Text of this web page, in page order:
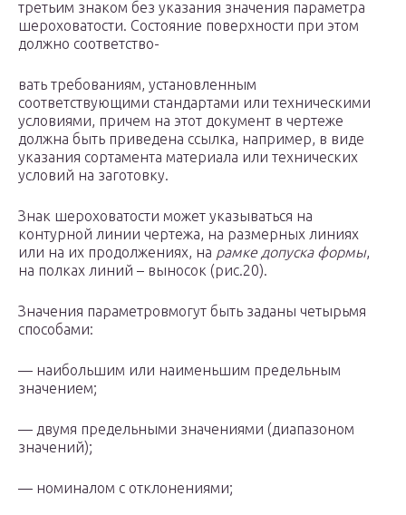
третьим знаком без указания значения параметра
шероховатости. Состояние поверхности при этом
должно соответство-
вать требованиям, установленным
соответствующими стандартами или техническими
условиями, причем на этот документ в чертеже
должна быть приведена ссылка, например, в виде
указания сортамента материала или технических
условий на заготовку.
Знак шероховатости может указываться на
контурной линии чертежа, на размерных линиях
или на их продолжениях, на рамке допуска формы,
на полках линий – выносок (рис.20).
Значения параметровмогут быть заданы четырьмя
способами:
— наибольшим или наименьшим предельным
значением;
— двумя предельными значениями (диапазоном
значений);
— номиналом с отклонениями;